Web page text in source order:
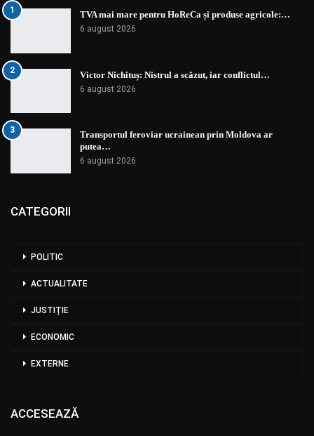
1 TVA mai mare pentru HoReCa și produse agricole:…
6 august 2026
2 Victor Nichituș: Nistrul a scăzut, iar conflictul…
6 august 2026
3
Transportul feroviar ucrainean prin Moldova ar
putea…
6 august 2026
CATEGORII
POLITIC
ACTUALITATE
JUSTIȚIE
ECONOMIC
EXTERNE
ACCESEAZĂ